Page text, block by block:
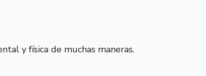
y física de muchas maneras.